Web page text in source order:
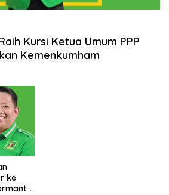
Kursi Ketua Umum PPP
Kemenkumham
ke